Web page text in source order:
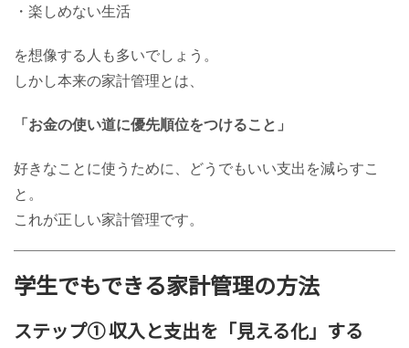
・楽しめない生活
を想像する人も多いでしょう。
しかし本来の家計管理とは、
「お金の使い道に優先順位をつけること」
好きなことに使うために、どうでもいい支出を減らすこ
と。
これが正しい家計管理です。
学生でもできる家計管理の方法
ステップ① 収入と支出を「見える化」する